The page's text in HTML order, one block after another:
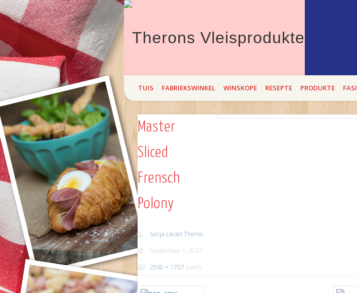
Theron`s Vleisprodukte bied hierdie Lente die beste "entstof" teen bitterbek tye.
maand Braai! Kom maak `n draai op 2,3 en 4 SEptember 2021!
TUIS FABRIEKSWINKEL WINSKOPE RESEPTE PRODUKTE
Master
Sliced
Frensch
Polony
Sonja-Liezel Theron
September 1, 2021
2560 × 1707 pixels